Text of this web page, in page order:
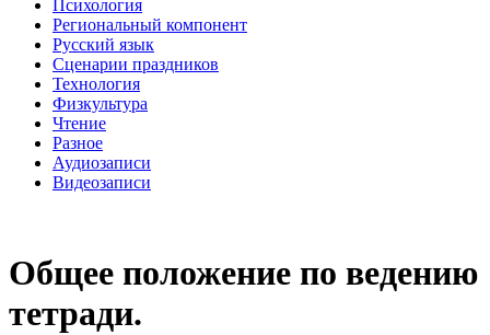
Психология
Региональный компонент
Русский язык
Сценарии праздников
Технология
Физкультура
Чтение
Разное
Аудиозаписи
Видеозаписи
Общее положение по ведению
тетради.